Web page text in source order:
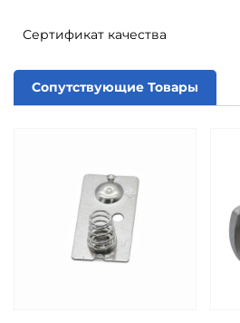
Сертификат качества
Сопутствующие Товары